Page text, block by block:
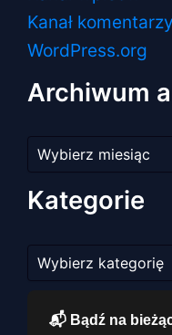
Kanał komentarzy
WordPress.org
Archiwum
artykułów
Kategorie
📬 Bądź na